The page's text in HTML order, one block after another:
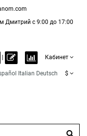
Дмитрий с 9:00 до 17:00
Кабинет
Italian Deutsch $